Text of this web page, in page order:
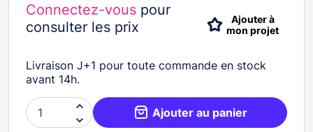
Connectez-vous pour
consulter les prix
Ajouter à
mon projet
Livraison J+1 pour toute commande en stock
avant 14h.

 Ajouter au panier